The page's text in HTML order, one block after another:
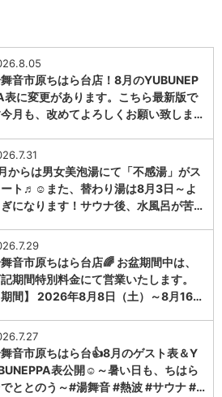
音市原ちはら台店！8月のYUBUNEP
表に変更があります。こちら最新版で
月も、改めてよろしくお願い致しま…
からは男女美泡湯にて「不感湯」がス
ト♬☺また、替わり湯は8月3日～よ
ぎになります！サウナ後、水風呂が苦…
音市原ちはら台店🌈 お盆期間中は、
期間特別料金にて営業いたします。
期間】 2026年8月8日（土）～8月16…
音市原ちはら台👍8月のゲスト表＆Y
表公開☺～暑い日も、ちはら
ととのう～#湯舞音 #熱波 #サウナ #…